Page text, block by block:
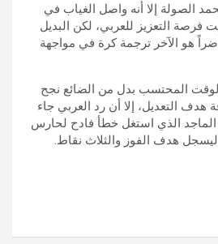
الصولة إلا أنه واصل الغياب في
فرصة التعزيز للعربي، لكن البديل
هو الآخر ترجمة كرة في مواجهة
الوقت المحتسب بدل من الضائع نجح
التعديل، إلا أن رد العربي جاء
الذي استغل خطأ فادح لحارس
هدف الفوز والثلاث نقاط.